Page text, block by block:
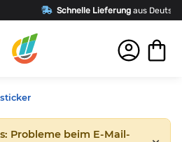
Schnelle Lieferungaus Deutschland
Probleme beim E-Mail-